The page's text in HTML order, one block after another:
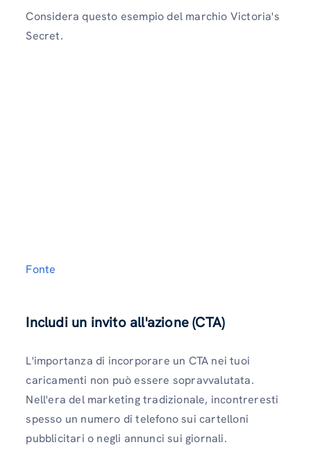
Considera questo esempio del marchio Victoria's
Secret.
Fonte
Includi un invito all'azione (CTA)
L'importanza di incorporare un CTA nei tuoi
caricamenti non può essere sopravvalutata.
Nell'era del marketing tradizionale, incontreresti
spesso un numero di telefono sui cartelloni
pubblicitari o negli annunci sui giornali.